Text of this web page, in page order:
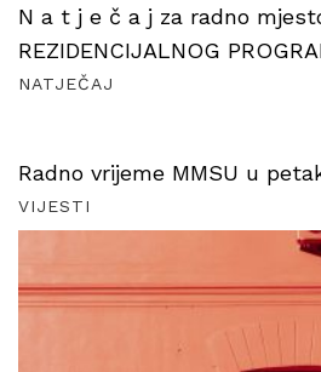
N a t j e č a j za radno
REZIDENCIJALNOG
NATJEČAJ
Radno vrijeme MMSU u
VIJESTI